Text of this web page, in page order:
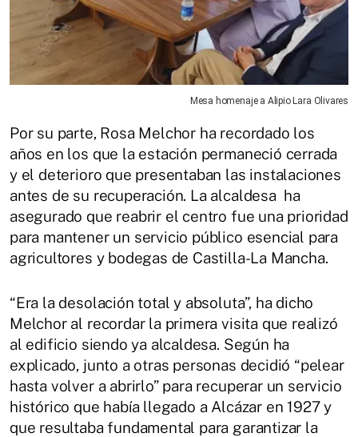
Mesa homenaje a Alipio Lara Olivares
Por su parte, Rosa Melchor ha recordado los
años en los que la estación permaneció cerrada
y el deterioro que presentaban las instalaciones
antes de su recuperación. La alcaldesa ha
asegurado que reabrir el centro fue una prioridad
para mantener un servicio público esencial para
agricultores y bodegas de Castilla-La Mancha.
“Era la desolación total y absoluta”, ha dicho
Melchor al recordar la primera visita que realizó
al edificio siendo ya alcaldesa. Según ha
explicado, junto a otras personas decidió “pelear
hasta volver a abrirlo” para recuperar un servicio
histórico que había llegado a Alcázar en 1927 y
que resultaba fundamental para garantizar la